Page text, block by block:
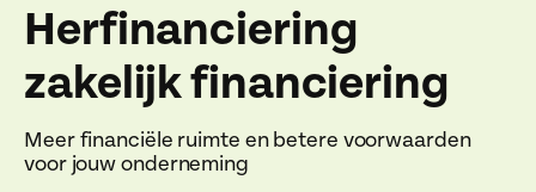
Herfinanciering
zakelijk financiering
Meer financiële ruimte en betere voorwaarden
voor jouw onderneming